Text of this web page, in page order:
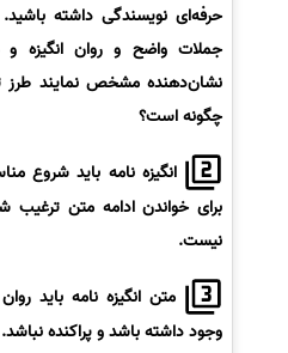
حرفه‌ای نویسندگی داشته
جملات واضح و روان انگیزه
نشان‌دهنده مشخص نمایند
چگونه است؟
انگیزه نامه باید شروع
برای خواندن ادامه متن ترغیب
نیست.
متن انگیزه نامه باید
وجود داشته باشد و پراکنده نباشد.